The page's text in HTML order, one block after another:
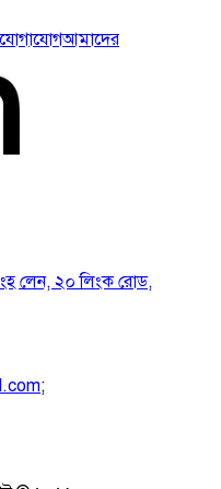
যোগাযোগআমাদের
লেন, ২০ লিংক রোড,
;